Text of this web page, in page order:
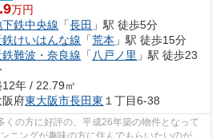
万円
下鉄中央線 「長田 」駅 徒歩5分
鉄けいはんな線 「荒本 」駅 徒歩15分
鉄難波・奈良線 「 八戸ノ里 」駅 徒歩23
12年 / 22.79㎡
阪府東大阪市長田東 １丁目6-38
くの方に好評の、平成26年築の物件となって
ニングが趣味の方に住んでもらいたいのが平